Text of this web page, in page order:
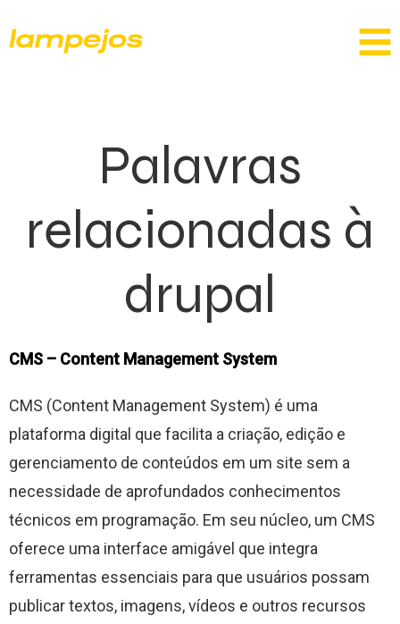
Palavras
relacionadas à
drupal
CMS – Content Management System
CMS (Content Management System) é uma
plataforma digital que facilita a criação, edição e
gerenciamento de conteúdos em um site sem a
necessidade de aprofundados conhecimentos
técnicos em programação. Em seu núcleo, um CMS
oferece uma interface amigável que integra
ferramentas essenciais para que usuários possam
publicar textos, imagens, vídeos e outros recursos